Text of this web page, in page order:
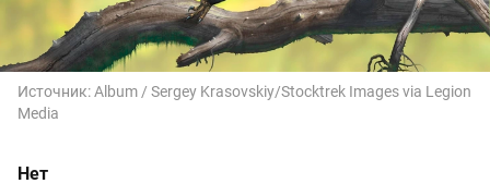
Источник:Album / Sergey Krasovskiy/Stocktrek Images via Legion
Media
Нет